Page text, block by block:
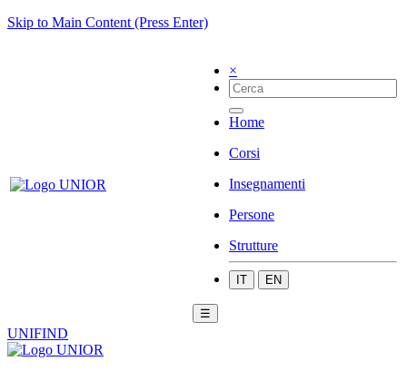
Skip to Main Content (Press Enter)
×
Home
Corsi
Insegnamenti
Persone
Strutture
IT EN
☰
UNIFIND